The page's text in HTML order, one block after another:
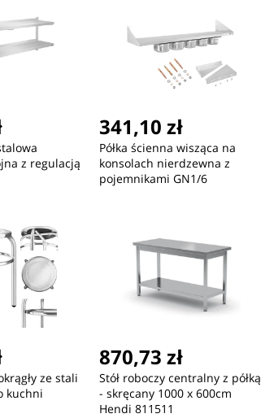
zł
Powercord
IEC Lock - C14
43,08 zł
MicroConnect
C13 IEC Lock+ - C14
z regulacją
341,10 zł
Półka ścienna wisząca na
konsolach nierdzewna z
pojemnikami GN1/6
ze stali
kuchni
870,73 zł
Stół roboczy centralny z półką
- skręcany 1000 x 600cm
Hendi 811511